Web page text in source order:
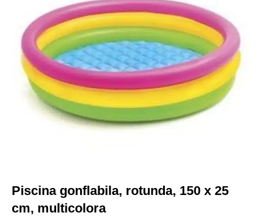
Piscina gonflabila, rotunda, 150 x 25
cm, multicolora